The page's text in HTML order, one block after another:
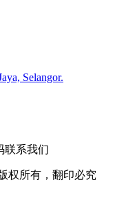
Selangor.
联系我们
权所有，翻印必究